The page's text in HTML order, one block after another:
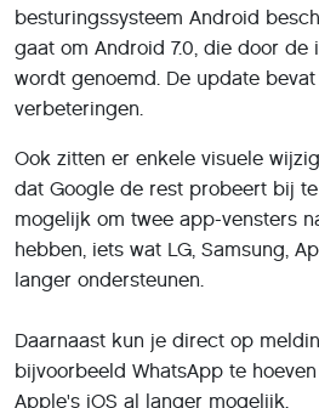
besturingssysteem Android
gaat om Android 7.0, die door de
wordt genoemd. De update
verbeteringen.
Ook zitten er enkele visuele
dat Google de rest probeert bij
mogelijk om twee app-vensters
hebben, iets wat LG, Samsung,
langer ondersteunen.
Daarnaast kun je direct op
bijvoorbeeld WhatsApp te
Apple's iOS al langer mogelijk.